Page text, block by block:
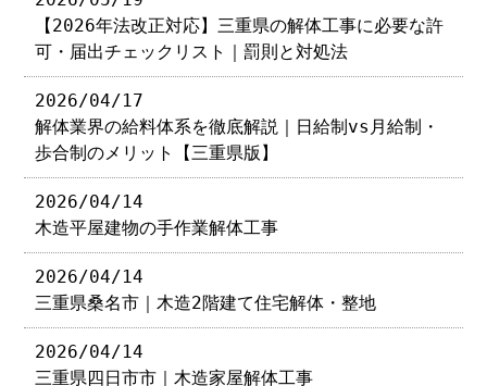
【2026年法改正対応】三重県の解体工事に必要な許
可・届出チェックリスト｜罰則と対処法
2026/04/17
解体業界の給料体系を徹底解説｜日給制vs月給制・
歩合制のメリット【三重県版】
2026/04/14
木造平屋建物の手作業解体工事
2026/04/14
三重県桑名市｜木造2階建て住宅解体・整地
2026/04/14
三重県四日市市｜木造家屋解体工事